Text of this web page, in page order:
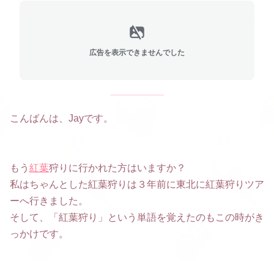
広告を表示できませんでした
こんばんは、Jayです。
もう 紅葉狩りに行かれた方はいますか？
私はちゃんとした紅葉狩りは３年前に東北に紅葉狩りツア
ーへ行きました。
そして、「紅葉狩り」という単語を覚えたのもこの時がき
っかけです。